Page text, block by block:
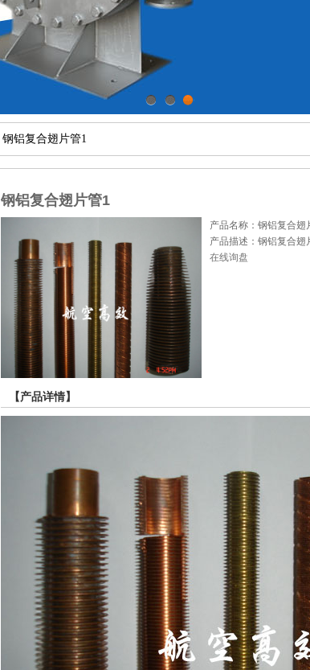
钢铝复合翅片管1
钢铝复合翅片管1
产品名称：钢铝复合翅
产品描述：钢铝复合翅
在线询盘
【产品详情】